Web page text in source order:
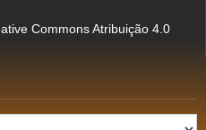
Commons Atribuição 4.0